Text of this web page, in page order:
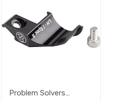
Problem Solvers